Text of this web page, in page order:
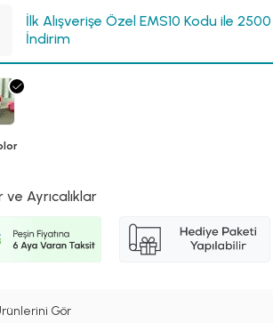
İlk Alışverişe Özel EMS10 Kodu ile
İndirim
ve Ayrıcalıklar
Gör